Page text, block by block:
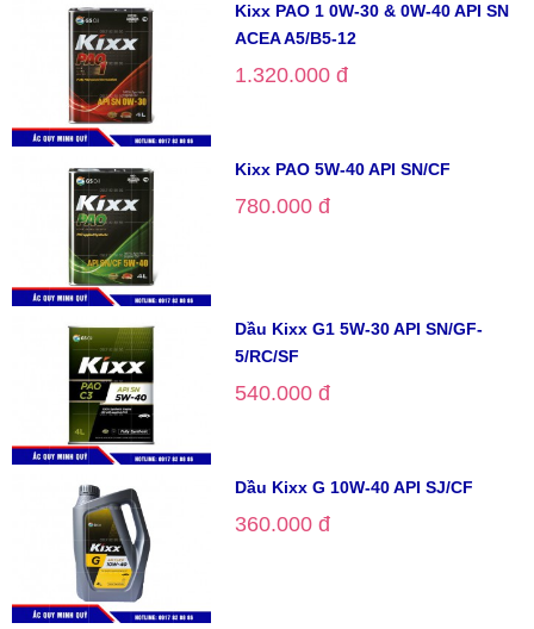
Kixx PAO 1 0W-30 & 0W-40 API SN
ACEA A5/B5-12
1.320.000 đ
Kixx PAO 5W-40 API SN/CF
780.000 đ
Dầu Kixx G1 5W-30 API SN/GF-
5/RC/SF
540.000 đ
Dầu Kixx G 10W-40 API SJ/CF
360.000 đ